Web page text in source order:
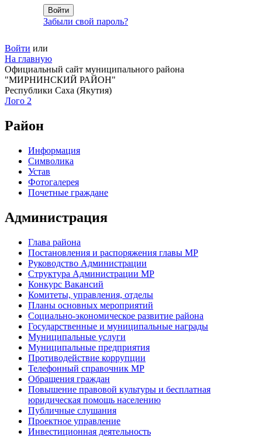
Забыли свой пароль?
Войти или
На главную
Официальный сайт муниципального района
"МИРНИНСКИЙ РАЙОН"
Республики Саха (Якутия)
Лого 2
Район
Информация
Символика
Устав
Фотогалерея
Почетные граждане
Администрация
Глава района
Постановления и распоряжения главы МР
Руководство Администрации
Структура Администрации МР
Конкурс Вакансий
Комитеты, управления, отделы
Планы основных мероприятий
Социально-экономическое развитие района
Государственные и муниципальные награды
Муниципальные услуги
Муниципальные предприятия
Противодействие коррупции
Телефонный справочник МР
Обращения граждан
Повышение правовой культуры и бесплатная
юридическая помощь населению
Публичные слушания
Проектное управление
Инвестиционная деятельность